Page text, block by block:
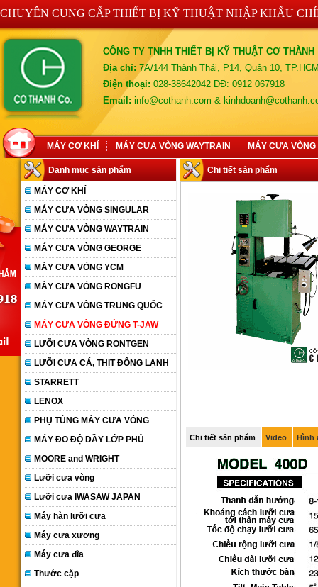
CHUYÊN CUNG CẤP THIẾT BỊ KỸ THUẬT NHẬP KHẨU
CÔNG TY TNHH THIẾT BỊ KỸ THUẬT CƠ THÀNH
Địa chỉ: 7A/144 Thành Thái, P14, Quận 10,
Điện thoại: 028-38642042 DĐ: 0912 067918
Email: info@cothanh.com &
MÁY CƠ KHÍ MÁY CƯA VÒNG WAYTRAIN MÁY CƯA VÒNG
Danh mục sản phẩm
MÁY CƠ KHÍ
MÁY CƯA VÒNG SINGULAR
MÁY CƯA VÒNG WAYTRAIN
MÁY CƯA VÒNG GEORGE
MÁY CƯA VÒNG YCM
MÁY CƯA VÒNG RONGFU
MÁY CƯA VÒNG TRUNG QUỐC
MÁY CƯA VÒNG ĐỨNG T-JAW
LƯỠI CƯA VÒNG RONTGEN
LƯỠI CƯA CÁ, THỊT ĐÔNG LẠNH
STARRETT
LENOX
PHỤ TÙNG MÁY CƯA VÒNG
MÁY ĐO ĐỘ DẦY LỚP PHỦ
MOORE and WRIGHT
Lưỡi cưa vòng
Lưỡi cưa IWASAW JAPAN
Máy hàn lưỡi cưa
Máy cưa xương
Máy cưa đĩa
Thước cặp
Chi tiết sản phẩm
Chi tiết sản phẩm Video Hình